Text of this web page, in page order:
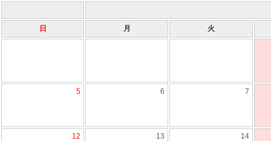
日 月 火
5 6 7
12 13 14